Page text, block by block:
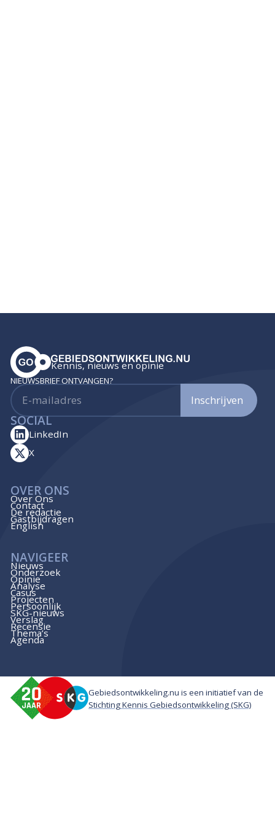
Kennis, nieuws en opinie
NIEUWSBRIEF ONTVANGEN?
Inschrijven
SOCIAL
LinkedIn
X
OVER ONS
Over Ons
Contact
De redactie
Gastbijdragen
English
NAVIGEER
Nieuws
Onderzoek
Opinie
Analyse
Casus
Projecten
Persoonlijk
SKG-nieuws
Verslag
Recensie
Thema’s
Agenda
Gebiedsontwikkeling.nu is een initiatief van de
Stichting Kennis Gebiedsontwikkeling (SKG)